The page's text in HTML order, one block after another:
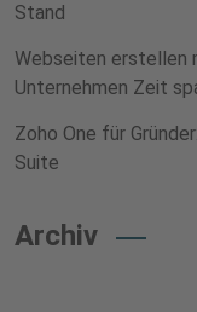
Stand
Webseiten erstellen
Unternehmen Zeit
Zoho One für
Suite
Archiv